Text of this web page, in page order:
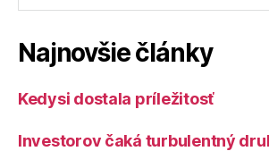
Najnovšie články
Kedysi dostala príležitosť
Investorov čaká turbulentný